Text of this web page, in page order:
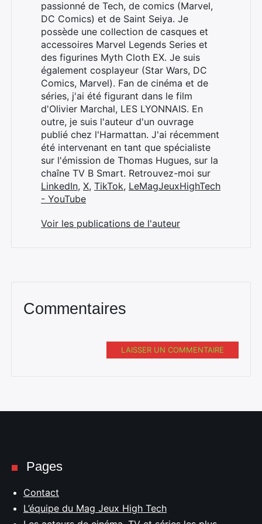
passionné de Tech, de comics (Marvel,
DC Comics) et de Saint Seiya. Je
possède une collection de casques et
accessoires Marvel Legends Series et
des figurines Myth Cloth EX. Je suis
également cosplayeur (Star Wars, DC
Comics, Marvel). Fan de cinéma et de
séries, j'ai été figurant dans le film
d'Olivier Marchal, LES LYONNAIS. En
outre, je suis l'auteur d'un ouvrage
publié chez l'Harmattan. J'ai récemment
été intervenant en tant que spécialiste
sur l'émission de Thomas Hugues, sur la
chaîne TV B Smart. Retrouvez-moi sur
LinkedIn, X, TikTok, LeMagJeuxHighTech
- YouTube
Voir les publications de l'auteur
Commentaires
LAISSER UN COMMENTAIRE
Pages
Contact
L’équipe du Mag Jeux High Tech